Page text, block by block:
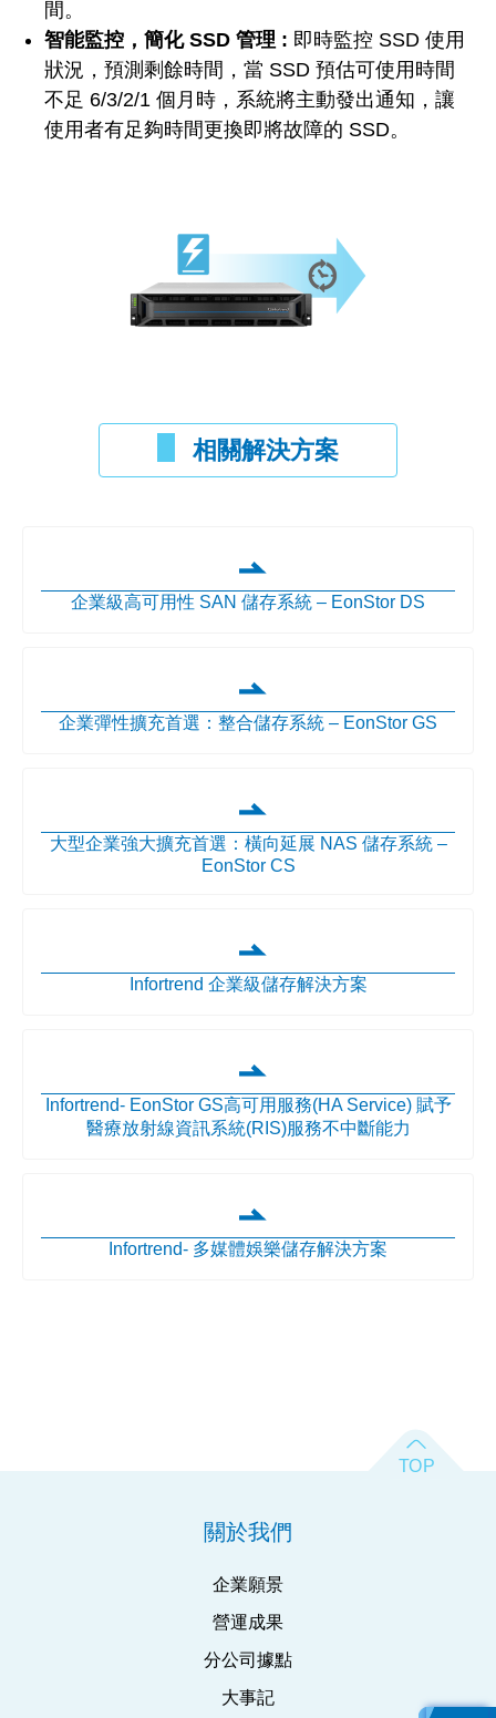
間。
智能監控，簡化 SSD 管理 : 即時監控 SSD 使用
狀況，預測剩餘時間，當 SSD 預估可使用時間
不足 6/3/2/1 個月時，系統將主動發出通知，讓
使用者有足夠時間更換即將故障的 SSD。
相關解決方案
企業級高可用性 SAN 儲存系統 – EonStor DS
企業彈性擴充首選：整合儲存系統 – EonStor GS
大型企業強大擴充首選：橫向延展 NAS 儲存系統 –
EonStor CS
Infortrend 企業級儲存解決方案
Infortrend- EonStor GS高可用服務(HA Service) 賦予
醫療放射線資訊系統(RIS)服務不中斷能力
Infortrend- 多媒體娛樂儲存解決方案
關於我們
企業願景
營運成果
分公司據點
大事記